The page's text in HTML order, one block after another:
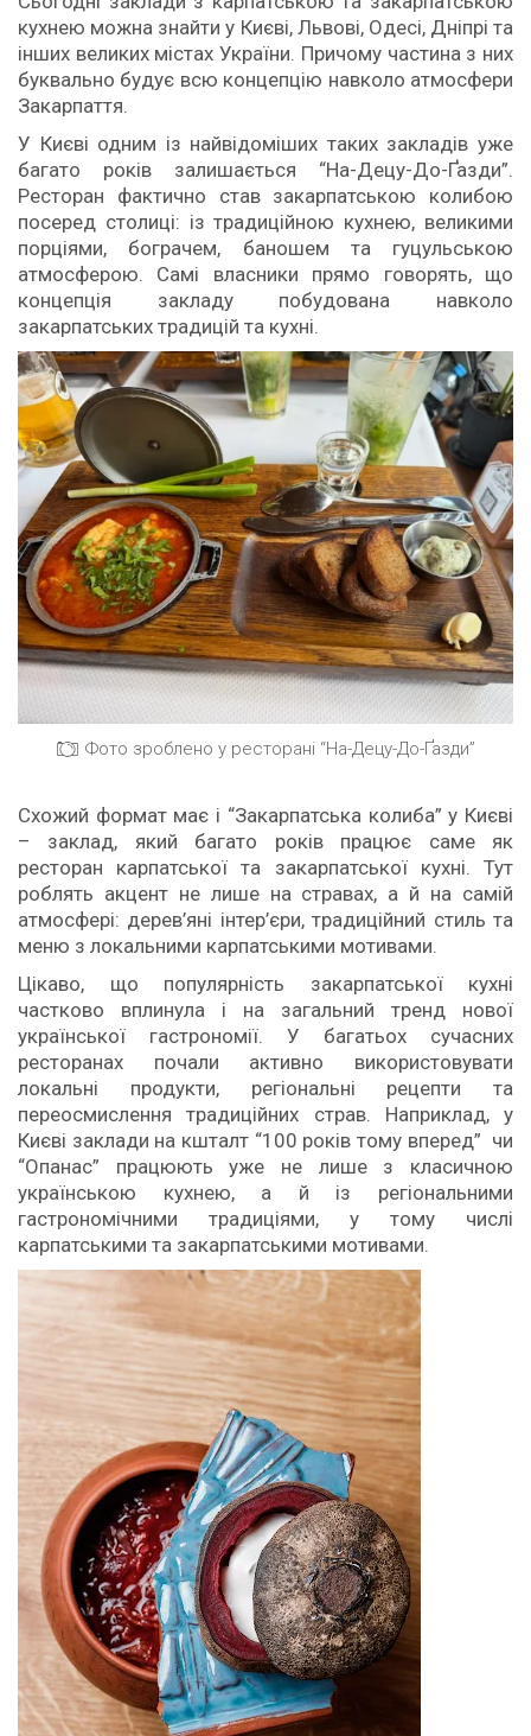
кухнею можна знайти у Києві, Львові, Одесі, Дніпрі та
інших великих містах України. Причому частина з них
буквально будує всю концепцію навколо атмосфери
Закарпаття.
У Києві одним із найвідоміших таких закладів уже
багато років залишається “На-Децу-До-Ґазди”.
Ресторан фактично став закарпатською колибою
посеред столиці: із традиційною кухнею, великими
порціями, бограчем, баношем та гуцульською
атмосферою. Самі власники прямо говорять, що
концепція закладу побудована навколо
закарпатських традицій та кухні.
Фото зроблено у ресторані “На-Децу-До-Ґазди”
Схожий формат має і “Закарпатська колиба” у Києві
– заклад, який багато років працює саме як
ресторан карпатської та закарпатської кухні. Тут
роблять акцент не лише на стравах, а й на самій
атмосфері: дерев’яні інтер’єри, традиційний стиль та
меню з локальними карпатськими мотивами.
Цікаво, що популярність закарпатської кухні
частково вплинула і на загальний тренд нової
української гастрономії. У багатьох сучасних
ресторанах почали активно використовувати
локальні продукти, регіональні рецепти та
переосмислення традиційних страв. Наприклад, у
Києві заклади на кшталт “100 років тому вперед” чи
“Опанас” працюють уже не лише з класичною
українською кухнею, а й із регіональними
гастрономічними традиціями, у тому числі
карпатськими та закарпатськими мотивами.